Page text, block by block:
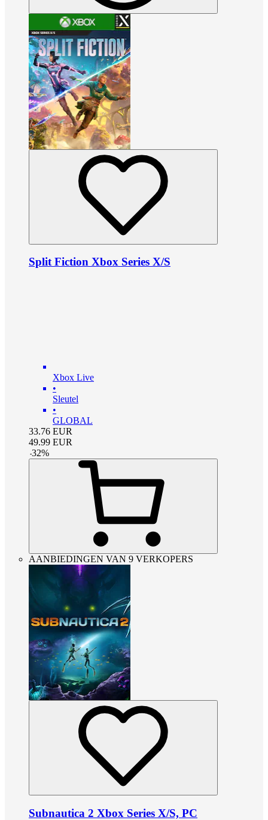
Split Fiction Xbox Series X/S
Xbox Live
•
Sleutel
•
GLOBAL
33.76 EUR
49.99 EUR
-32%
AANBIEDINGEN VAN 9 VERKOPERS
Subnautica 2 Xbox Series X/S, PC